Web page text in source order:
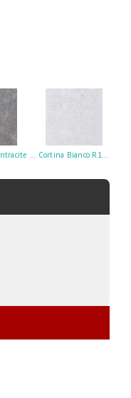
Cortina Antracite R11 30X60 Cortina Bianco R11 60X60